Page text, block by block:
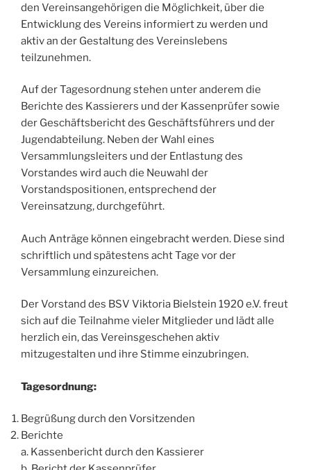
den Vereinsangehörigen die Möglichkeit, über die
Entwicklung des Vereins informiert zu werden und
aktiv an der Gestaltung des Vereinslebens
teilzunehmen.
Auf der Tagesordnung stehen unter anderem die
Berichte des Kassierers und der Kassenprüfer sowie
der Geschäftsbericht des Geschäftsführers und der
Jugendabteilung. Neben der Wahl eines
Versammlungsleiters und der Entlastung des
Vorstandes wird auch die Neuwahl der
Vorstandspositionen, entsprechend der
Vereinsatzung, durchgeführt.
Auch Anträge können eingebracht werden. Diese sind
schriftlich und spätestens acht Tage vor der
Versammlung einzureichen.
Der Vorstand des BSV Viktoria Bielstein 1920 e.V. freut
sich auf die Teilnahme vieler Mitglieder und lädt alle
herzlich ein, das Vereinsgeschehen aktiv
mitzugestalten und ihre Stimme einzubringen.
Tagesordnung:
Begrüßung durch den Vorsitzenden
Berichte
a. Kassenbericht durch den Kassierer